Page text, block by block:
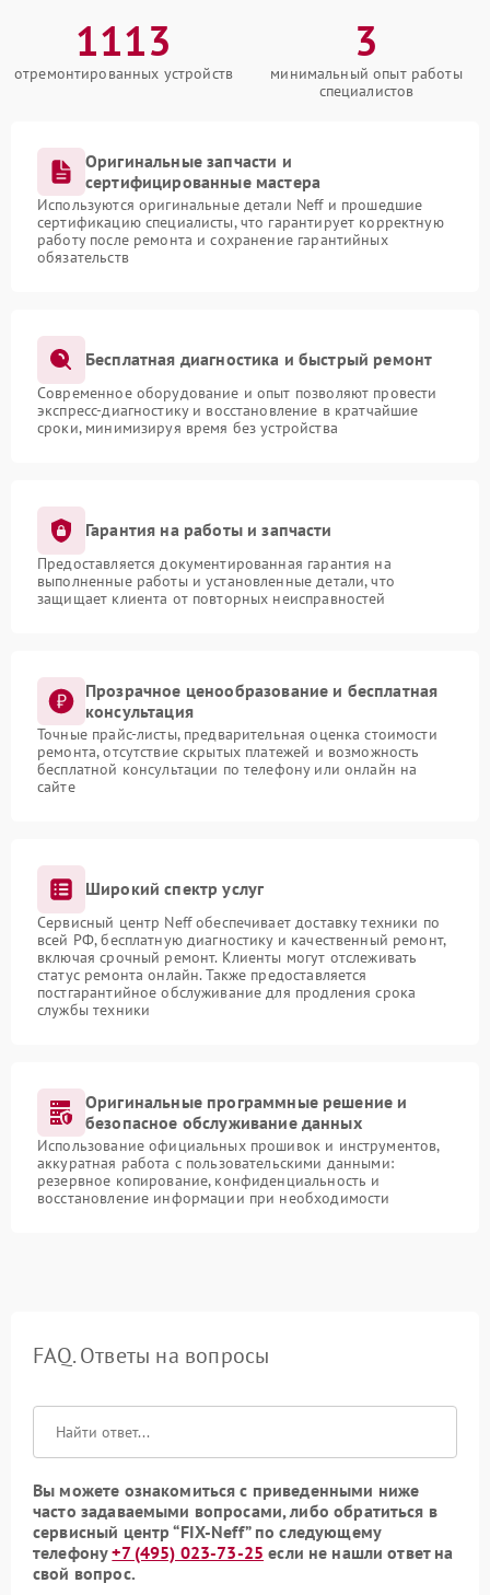
1113
отремонтированных устройств
3
минимальный опыт работы
специалистов
Оригинальные запчасти и
сертифицированные мастера
Используются оригинальные детали Neff и прошедшие
сертификацию специалисты, что гарантирует корректную
работу после ремонта и сохранение гарантийных
обязательств
Бесплатная диагностика и быстрый ремонт
Современное оборудование и опыт позволяют провести
экспресс-диагностику и восстановление в кратчайшие
сроки, минимизируя время без устройства
Гарантия на работы и запчасти
Предоставляется документированная гарантия на
выполненные работы и установленные детали, что
защищает клиента от повторных неисправностей
Прозрачное ценообразование и бесплатная
консультация
Точные прайс-листы, предварительная оценка стоимости
ремонта, отсутствие скрытых платежей и возможность
бесплатной консультации по телефону или онлайн на
сайте
Широкий спектр услуг
Сервисный центр Neff обеспечивает доставку техники по
всей РФ, бесплатную диагностику и качественный ремонт,
включая срочный ремонт. Клиенты могут отслеживать
статус ремонта онлайн. Также предоставляется
постгарантийное обслуживание для продления срока
службы техники
Оригинальные программные решение и
безопасное обслуживание данных
Использование официальных прошивок и инструментов,
аккуратная работа с пользовательскими данными:
резервное копирование, конфиденциальность и
восстановление информации при необходимости
FAQ. Ответы на вопросы
Вы можете ознакомиться с приведенными ниже
часто задаваемыми вопросами, либо обратиться в
сервисный центр “FIX-Neff” по следующему
телефону+7 (495) 023-73-25 если не нашли ответ на
свой вопрос.